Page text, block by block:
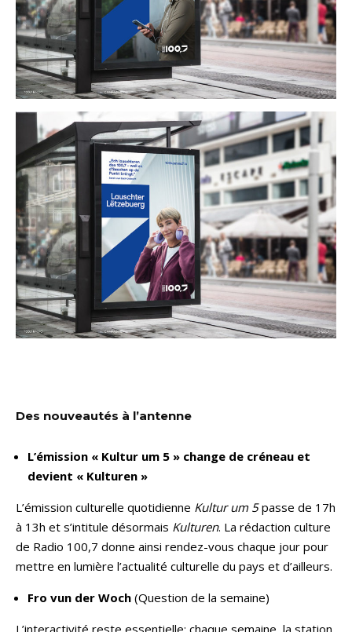
Des nouveautés à l’antenne
L’émission « Kultur um 5 » change de créneau et
devient « Kulturen »
L’émission culturelle quotidienne Kultur um 5passe de 17h
à 13h et s’intitule désormais Kulturen. La rédaction culture
de Radio 100,7 donne ainsi rendez-vous chaque jour pour
mettre en lumière l’actualité culturelle du pays et d’ailleurs.
Fro vun der Woch (Question de la semaine)
L’interactivité reste essentielle: chaque semaine, la station